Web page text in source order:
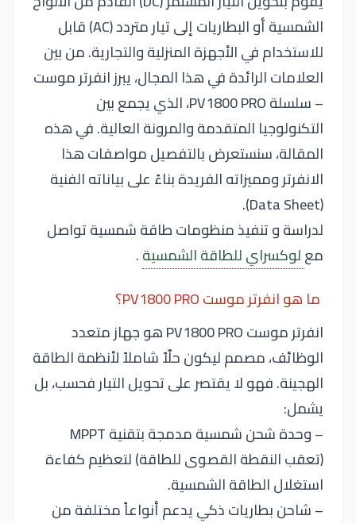
الشمسية أو البطاريات إلى تيار متردد (AC) قابل
للاستخدام في الأجهزة المنزلية والتجارية. من بين
العلامات الرائدة في هذا المجال، يبرز انفرتر موست
– سلسلة PV1800 PRO، الذي يجمع بين
التكنولوجيا المتقدمة والمرونة العالية. في هذه
المقالة، سنستعرض بالتفصيل مواصفات هذا
الانفرتر ومميزاته الفريدة بناءً على بياناته الفنية
(Data Sheet).
لدراسة و تنفيذ منظومات طاقة شمسية تواصل
معلوكسراي للطاقة الشمسية.
ما هو انفرتر موست PV1800 PRO؟
انفرتر موست PV1800 PRO هو جهاز متعدد
الوظائف، مصمم ليكون حلّاً شاملاً لأنظمة الطاقة
الهجينة. فهو لا يقتصر على تحويل التيار فحسب، بل
يشمل:
– وحدة شحن شمسية مدمجة بتقنية MPPT
(تعقب النقطة القصوى للطاقة) لتعظيم كفاءة
استغلال الطاقة الشمسية.
– شاحن بطاريات ذكي يدعم أنواعاً مختلفة من